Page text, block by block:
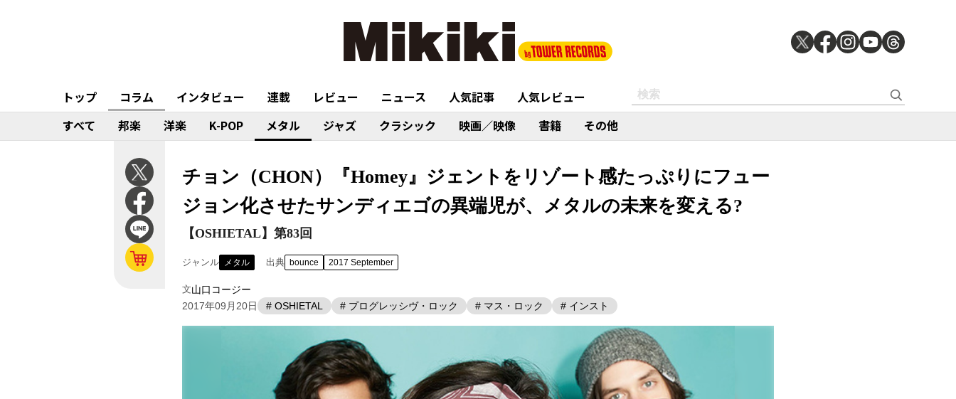
トップ コラム インタビュー 連載 レビュー ニュース 人気記事
人気レビュー
すべて
邦楽 洋楽 K-POP メタル ジャズ クラシック 映画／映像 書籍 その他
チョン（CHON）『Homey』ジェントをリゾート感たっぷりにフュー
ジョン化させたサンディエゴの異端児が、メタルの未来を変える?
【OSHIETAL】第83回
ジャンル メタル 出典 bounce 2017 September
文山口コージー
2017年09月20日
# OSHIETAL # プログレッシヴ・ロック # マス・ロック # インスト